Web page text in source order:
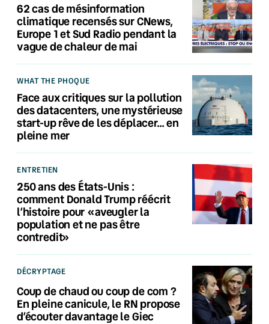
62 cas de mésinformation
climatique recensés sur CNews,
Europe 1 et Sud Radio pendant la
vague de chaleur de mai
WHAT THE PHOQUE
Face aux critiques sur la pollution
des datacenters, une mystérieuse
start-up rêve de les déplacer… en
pleine mer
ENTRETIEN
250 ans des États-Unis :
comment Donald Trump réécrit
l’histoire pour «aveugler la
population et ne pas être
contredit»
DÉCRYPTAGE
Coup de chaud ou coup de com ?
En pleine canicule, le RN propose
d’écouter davantage le Giec